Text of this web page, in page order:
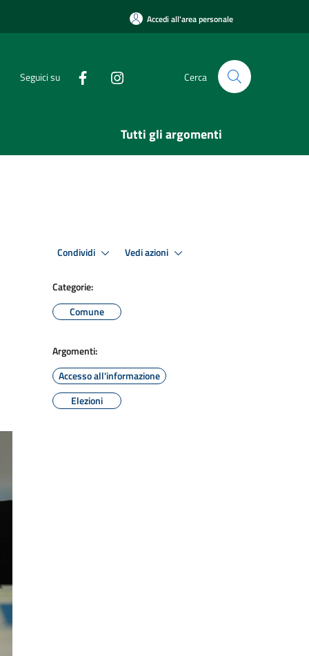
Accedi all'area personale
Seguici su Cerca
Tutti gli argomenti
Condividi Vedi azioni
Categorie:
Comune
Argomenti:
Accesso all'informazione
Elezioni